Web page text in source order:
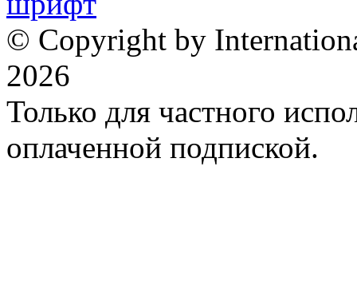
© Copyright by
2026
Только для частного
оплаченной подпиской.